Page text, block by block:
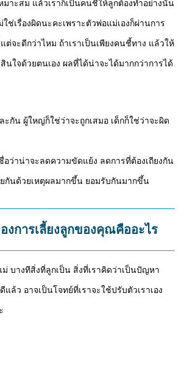
มาะสม แล้วเราก็เป็นคนชี้ให้ลูกต้องทำอย่างนั้น
ช่เรื่องผิดนะคะเพราะตัวพ่อแม่เองก็ผ่านการ
จะดีกว่าไหม ถ้าเราเป็นเพียงคนชี้ทาง แล้วให้
นใจด้วยตนเอง ผลที่ได้น่าจะได้มากกว่าการได้
ะกัน ผู้ใหญ่ก็ใช่ว่าจะถูกเสมอ เด็กก็ใช่ว่าจะผิด
อว่าน่าจะลดความขัดแย้ง ลดการที่ต้องเถียงกัน
กันด้วยเหตุผลมากขึ้น ยอมรับกันมากขึ้น
งการเลี้ยงลูกของคุณคืออะไร
บางทีสิ่งที่ลูกเป็น สิ่งที่เราคิดว่าเป็นปัญหา
ล้ว อาจเป็นโจทย์ที่เราจะใช้ปรับตัวเราเอง